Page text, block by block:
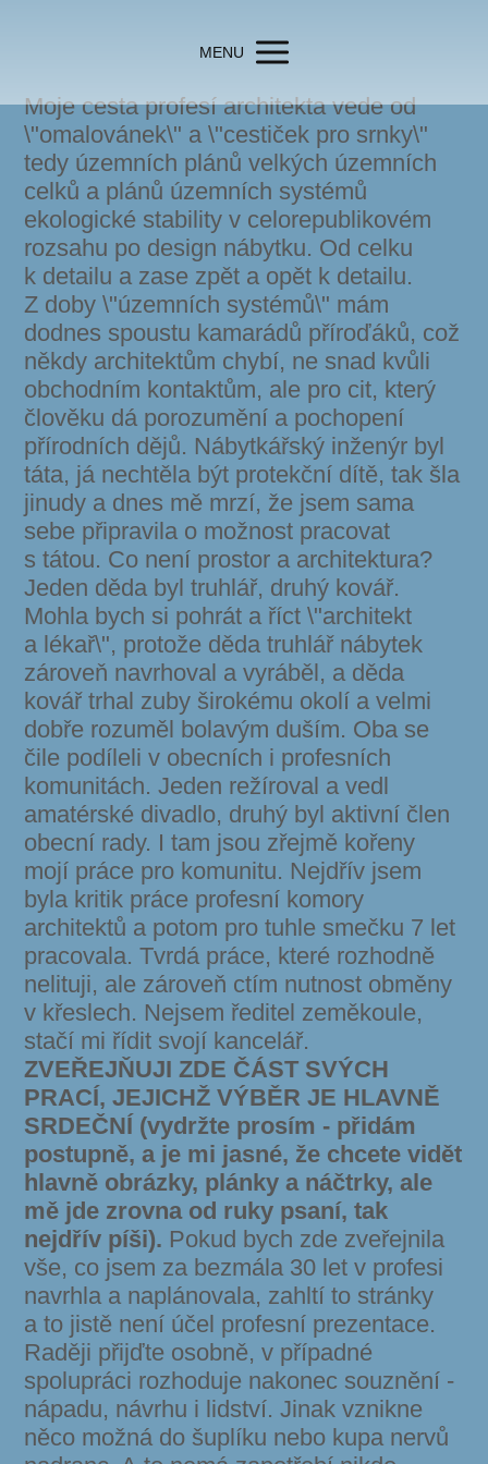
MENU
Moje cesta profesí architekta vede od
\"omalovánek\" a \"cestiček pro srnky\"
tedy územních plánů velkých územních
celků a plánů územních systémů
ekologické stability v celorepublikovém
rozsahu po design nábytku. Od celku
k detailu a zase zpět a opět k detailu.
Z doby \"územních systémů\" mám
dodnes spoustu kamarádů příroďáků, což
někdy architektům chybí, ne snad kvůli
obchodním kontaktům, ale pro cit, který
člověku dá porozumění a pochopení
přírodních dějů. Nábytkářský inženýr byl
táta, já nechtěla být protekční dítě, tak šla
jinudy a dnes mě mrzí, že jsem sama
sebe připravila o možnost pracovat
s tátou. Co není prostor a architektura?
Jeden děda byl truhlář, druhý kovář.
Mohla bych si pohrát a říct \"architekt
a lékař\", protože děda truhlář nábytek
zároveň navrhoval a vyráběl, a děda
kovář trhal zuby širokému okolí a velmi
dobře rozuměl bolavým duším. Oba se
čile podíleli v obecních i profesních
komunitách. Jeden režíroval a vedl
amatérské divadlo, druhý byl aktivní člen
obecní rady. I tam jsou zřejmě kořeny
mojí práce pro komunitu. Nejdřív jsem
byla kritik práce profesní komory
architektů a potom pro tuhle smečku 7 let
pracovala. Tvrdá práce, které rozhodně
nelituji, ale zároveň ctím nutnost obměny
v křeslech. Nejsem ředitel zeměkoule,
stačí mi řídit svojí kancelář.
ZVEŘEJŇUJI ZDE ČÁST SVÝCH
PRACÍ, JEJICHŽ VÝBĚR JE HLAVNĚ
SRDEČNÍ (vydržte prosím - přidám
postupně, a je mi jasné, že chcete vidět
hlavně obrázky, plánky a náčtrky, ale
mě jde zrovna od ruky psaní, tak
nejdřív píši). Pokud bych zde zveřejnila
vše, co jsem za bezmála 30 let v profesi
navrhla a naplánovala, zahltí to stránky
a to jistě není účel profesní prezentace.
Raději přijďte osobně, v případné
spolupráci rozhoduje nakonec souznění -
nápadu, návrhu i lidství. Jinak vznikne
něco možná do šuplíku nebo kupa nervů